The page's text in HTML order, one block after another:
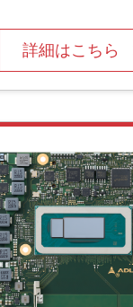
詳細はこちら